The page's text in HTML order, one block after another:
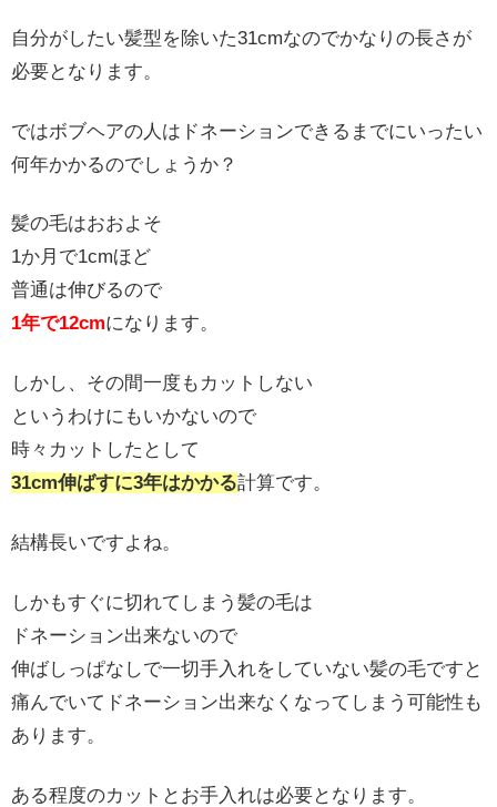
自分がしたい髪型を除いた31cmなのでかなりの長さが
必要となります。
ではボブヘアの人はドネーションできるまでにいったい
何年かかるのでしょうか？
髪の毛はおおよそ
1か月で1cmほど
普通は伸びるので
1年で12cmになります。
しかし、その間一度もカットしない
というわけにもいかないので
時々カットしたとして
31cm伸ばすに3年はかかる計算です。
結構長いですよね。
しかもすぐに切れてしまう髪の毛は
ドネーション出来ないので
伸ばしっぱなしで一切手入れをしていない髪の毛ですと
痛んでいてドネーション出来なくなってしまう可能性も
あります。
ある程度のカットとお手入れは必要となります。